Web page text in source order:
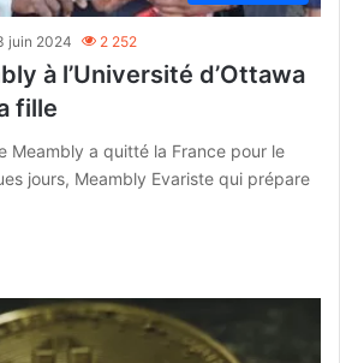
juin 2024 2 252
à l’Université d’Ottawa
fille
Meambly a quitté la France pour le
jours, Meambly Evariste qui prépare